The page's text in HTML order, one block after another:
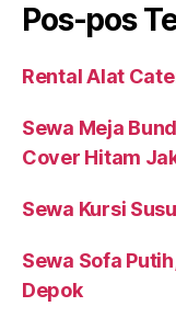
Pos-pos
Rental Alat
Sewa Meja
Cover Hitam
Sewa Kursi
Sewa Sofa
Depok